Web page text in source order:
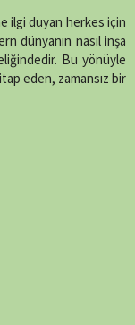
ilgi duyan herkes için
dünyanın nasıl inşa
Bu yönüyle
eden, zamansız bir